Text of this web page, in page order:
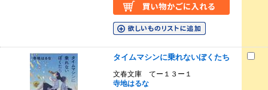
タイムマシンに乗れないぼくたち
文春文庫 てー１３ー１
寺地はるな